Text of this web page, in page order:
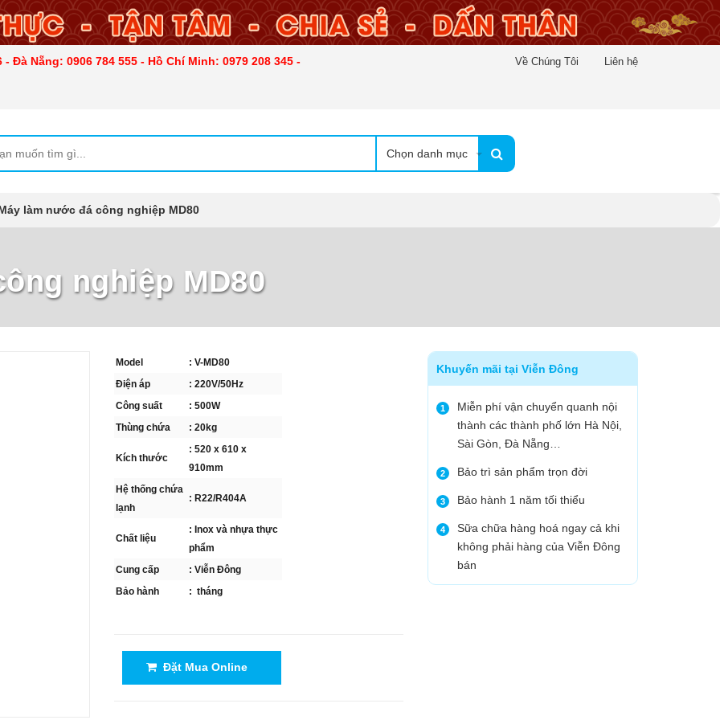
Đà Nẵng: 0906 784 555 - Hồ Chí Minh: 0979 208 345 - Về Chúng Tôi Liên hệ
Chọn danh mục
làm nước đá công nghiệp MD80
nghiệp MD80
Model
: V-MD80
Điện áp
: 220V/50Hz
Công suất
: 500W
Thùng chứa
: 20kg
Kích thước
: 520 x 610 x
910mm
Hệ thống chứa
lạnh
: R22/R404A
Chất liệu
: Inox và nhựa thực
phẩm
Cung cấp
: Viễn Đông
Bảo hành
: tháng
Đặt Mua Online
Khuyến mãi tại Viễn Đông
1
Miễn phí vận chuyển quanh nội
thành các thành phố lớn Hà Nội,
Sài Gòn, Đà Nẵng…
2 Bảo trì sản phẩm trọn đời
3 Bảo hành 1 năm tối thiểu
4
Sữa chữa hàng hoá ngay cả khi
không phải hàng của Viễn Đông
bán